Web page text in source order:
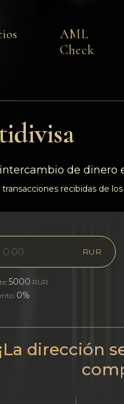
AML
Check
de dinero
recibidas de
RUR
5000 RUR
0%
¡La dirección